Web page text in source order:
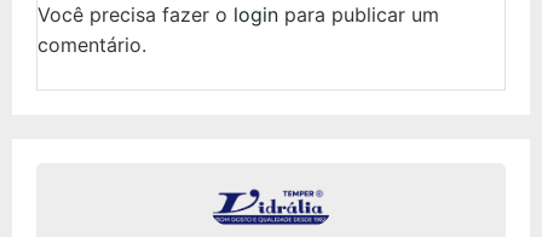
Você precisa fazer o login para publicar um
comentário.